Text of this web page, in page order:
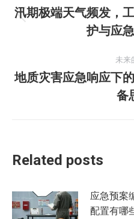
章
航
汛期极端天气频发，
护与应
未来
地质灾害应急响应下
备
Related posts
应急预案
配置有哪